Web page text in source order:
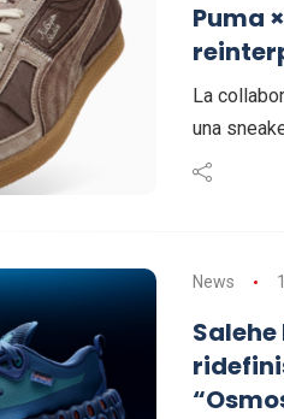
Puma
La
una
News
Salehe